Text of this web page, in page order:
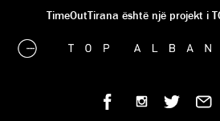
TimeOutTirana është një projekt i